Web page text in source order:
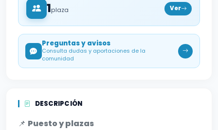
1plaza Ver
Preguntas y avisos
Consulta dudas y aportaciones de la
comunidad
DESCRIPCIÓN
📌 Puesto y plazas